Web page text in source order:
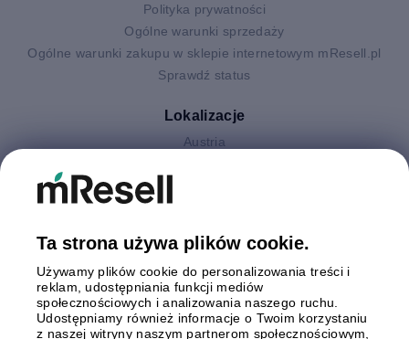
Polityka prywatności
Ogólne warunki sprzedaży
Ogólne warunki zakupu w sklepie internetowym mResell.pl
Sprawdź status
Lokalizacje
Austria
Polska
Szwecja
Wielka Brytania
Włochy
Ta strona używa plików cookie.
Używamy plików cookie do personalizowania treści i
reklam, udostępniania funkcji mediów
społecznościowych i analizowania naszego ruchu.
Udostępniamy również informacje o Twoim korzystaniu
z naszej witryny naszym partnerom społecznościowym,